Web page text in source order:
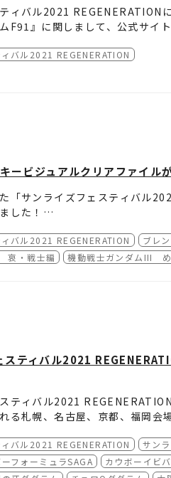
ィバル2021 REGENERATION
F91』に関しまして、公式サイ
完全版
・ジョイ博多
ッドランドスクエア シネマ、
たお客様、ならびに関係者の皆
バル2021 REGENERATION
ービジュアルクリアファイル
「サンライズフェスティバル
した！
)）にてご購入頂けます。
。
バル2021 REGENERATION ブレ
哀・戦士編
機動戦士ガンダムIII
スティバル2021
スティバル2021
る札幌、名古屋、京都、福岡会
（日）よりインターネットと劇
スティバル2021
バル2021 REGENERATION サン
フォーミュラSAGA
カウボーイビ